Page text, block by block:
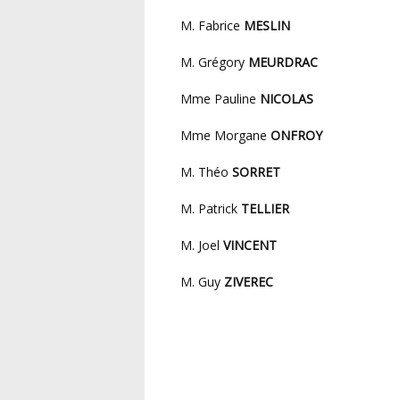
M. Fabrice MESLIN
M. Grégory MEURDRAC
Mme Pauline NICOLAS
Mme Morgane ONFROY
M. Théo SORRET
M. Patrick TELLIER
M. Joel VINCENT
M. Guy ZIVEREC